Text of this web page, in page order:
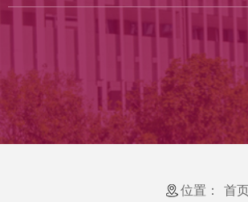
位置： 首